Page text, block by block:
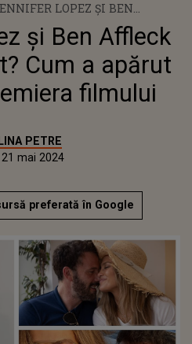
LOPEZ ȘI BEN
AFFLECK S-AU DESPĂRȚIT?
A APĂRUT ARTISTA LA
FILMULUI
și Ben Affleck
Cum a apărut
filmului
PETRE
mai 2024
preferată în Google